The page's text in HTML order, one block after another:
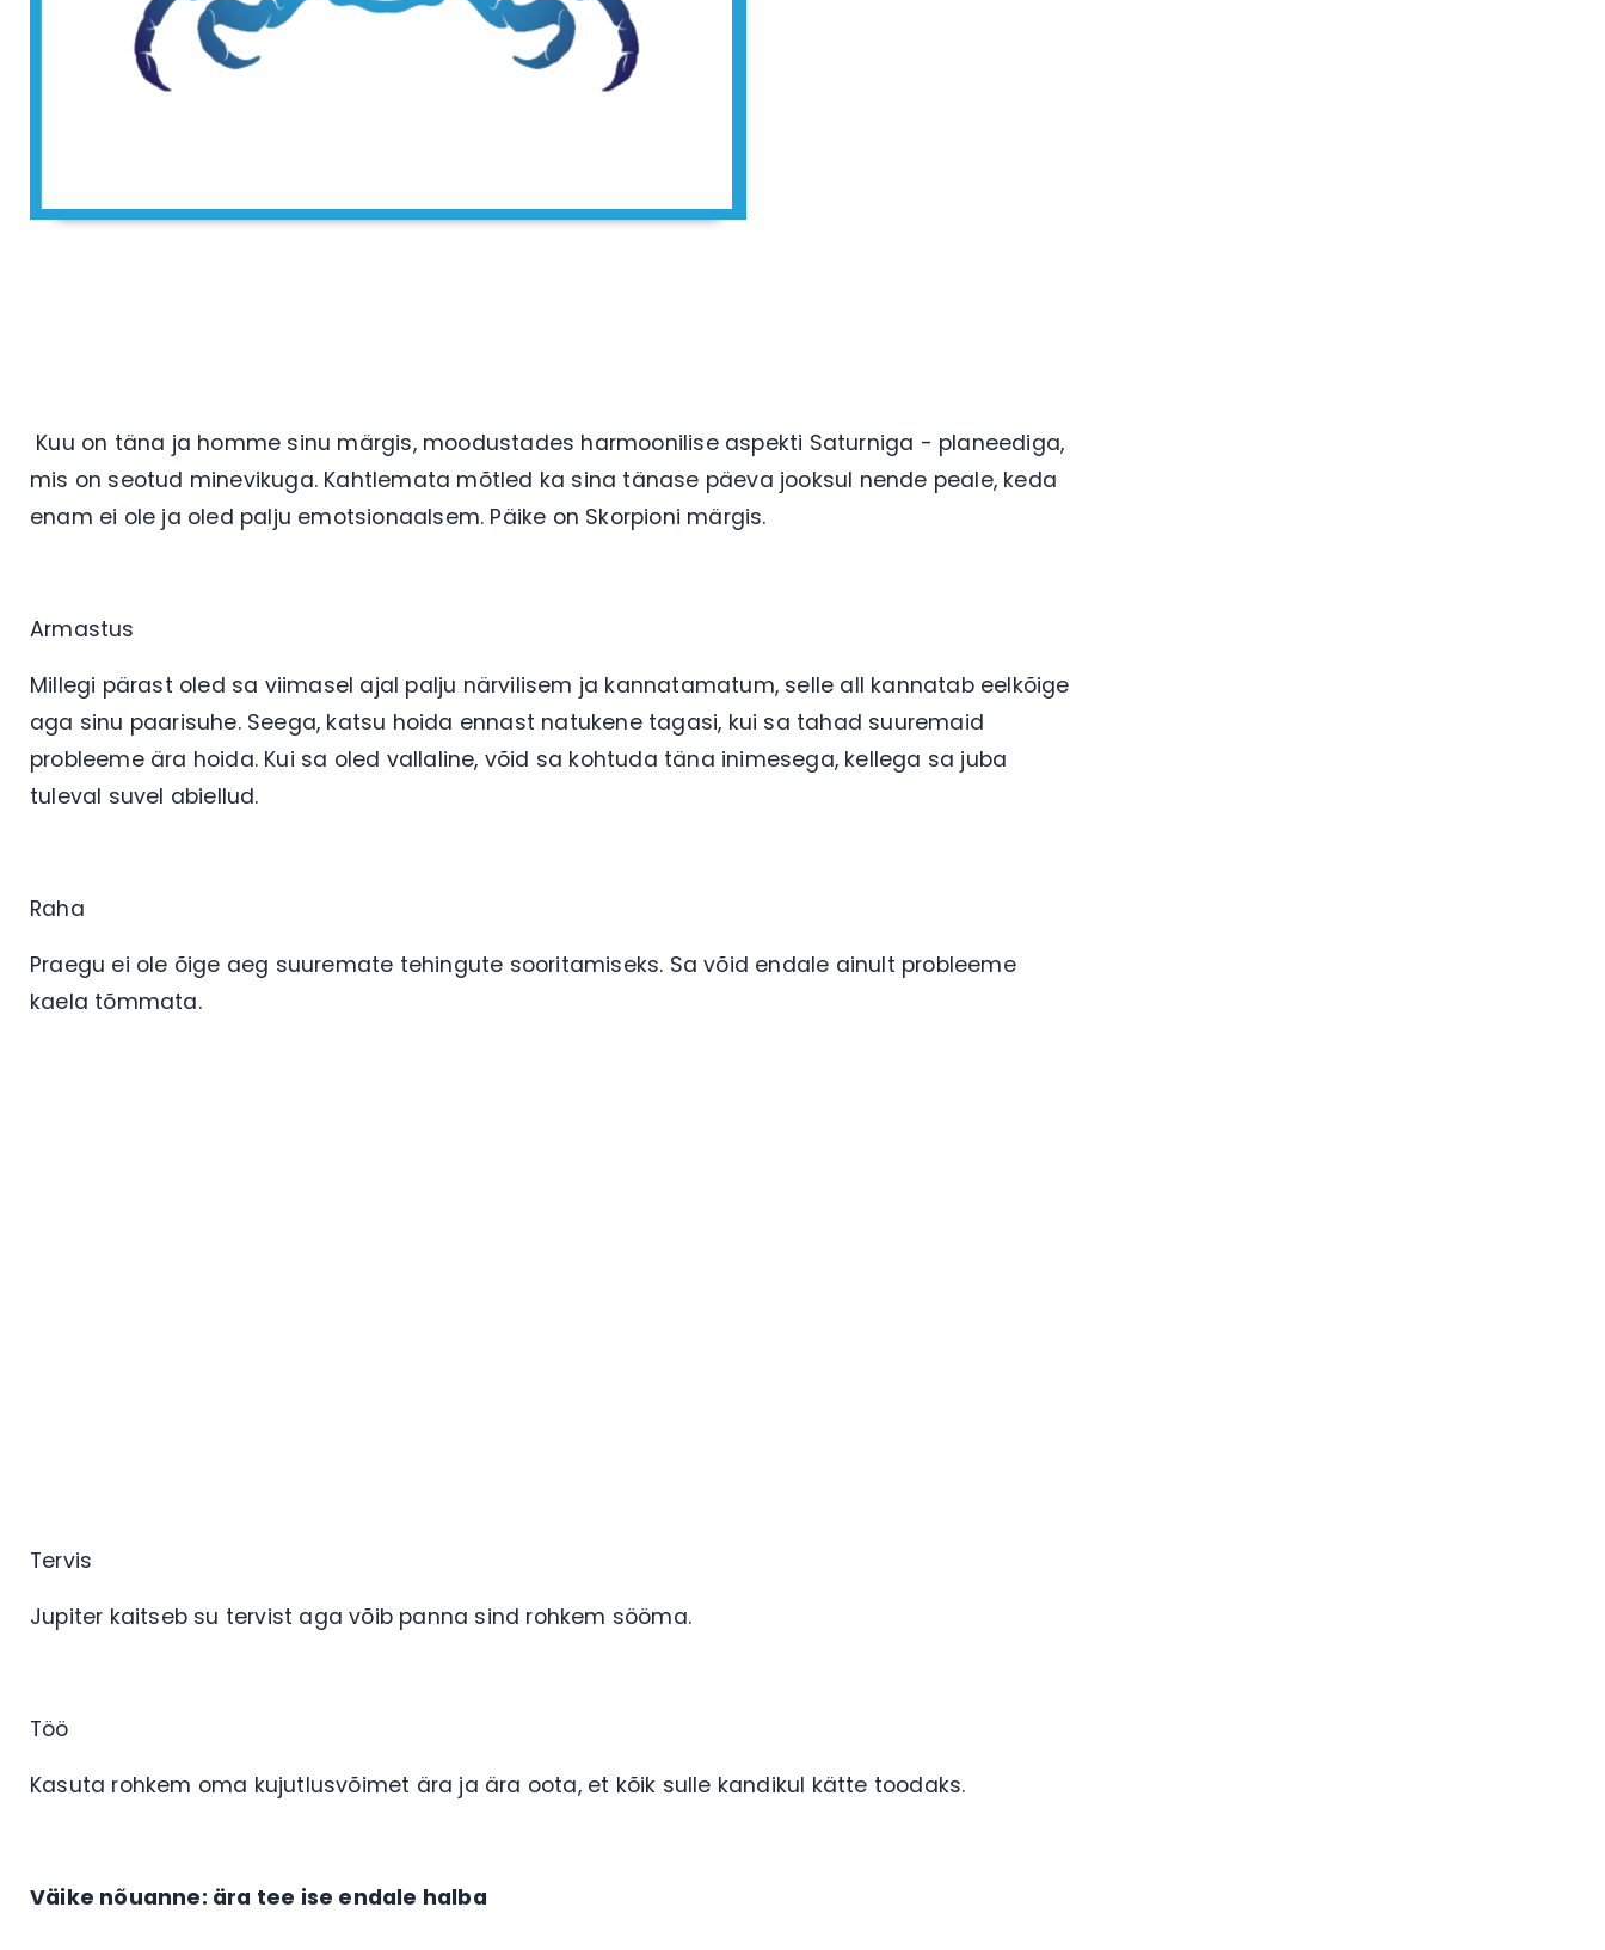
Kuu on täna ja homme sinu märgis, moodustades harmoonilise aspekti Saturniga - planeediga,
mis on seotud minevikuga. Kahtlemata mõtled ka sina tänase päeva jooksul nende peale, keda
enam ei ole ja oled palju emotsionaalsem. Päike on Skorpioni märgis.
Armastus
Millegi pärast oled sa viimasel ajal palju närvilisem ja kannatamatum, selle all kannatab eelkõige
aga sinu paarisuhe. Seega, katsu hoida ennast natukene tagasi, kui sa tahad suuremaid
probleeme ära hoida. Kui sa oled vallaline, võid sa kohtuda täna inimesega, kellega sa juba
tuleval suvel abiellud.
Raha
Praegu ei ole õige aeg suuremate tehingute sooritamiseks. Sa võid endale ainult probleeme
kaela tõmmata.
Tervis
Jupiter kaitseb su tervist aga võib panna sind rohkem sööma.
Töö
Kasuta rohkem oma kujutlusvõimet ära ja ära oota, et kõik sulle kandikul kätte toodaks.
Väike nõuanne: ära tee ise endale halba